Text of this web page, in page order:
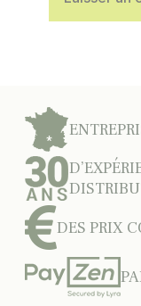
DES PRIX